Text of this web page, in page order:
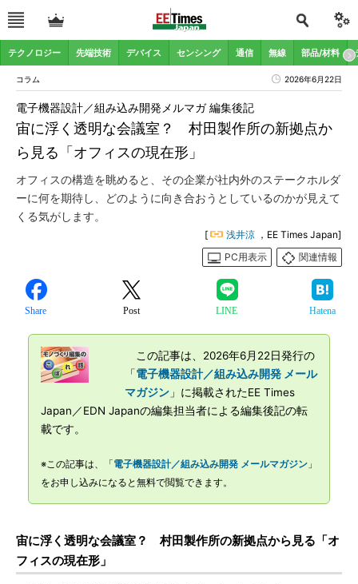
テクノロジー 先端技術 デバイス センシング 通信 無線 部品/材料
コラム 2026年6月22日
宙に浮く透明な会議室？ 村田製作所の新拠点か
ら見る「オフィスの現在形」
電子機器設計／組み込み開発メルマガ 編集後記
オフィスの構造を眺めると、その企業が社内外のステークホルダ
ーに何を期待し、どのように向き合おうとしているのかが見えて
くる気がします。
[ 浅井涼 ，EE Times Japan]
PC用表示
関連情報
Share Post LINE Hatena
この記事は、2026年6月22日発行の
「電子機器設計／組み込み開発 メール
マガジン 」に掲載されたEE Times
Japan／EDN Japanの編集担当者による編集後記の転
載です。
※この記事は、「 電子機器設計／組み込み開発 メールマガジン 」
をお申し込みになると無料で閲覧できます。
宙に浮く透明な会議室？ 村田製作所の新拠点から見る「オ
フィスの現在形」